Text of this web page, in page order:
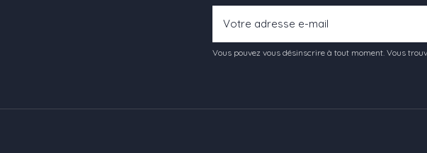
Vous pouvez vous désinscrire à tout moment. Vous